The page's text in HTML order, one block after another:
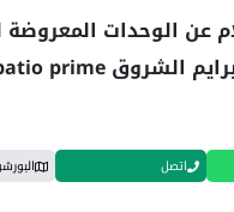
عن الوحدات المعروضة
اتصل